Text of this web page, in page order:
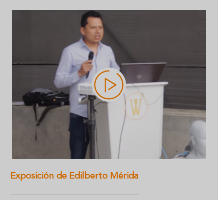
Exposición de Edilberto Mérida